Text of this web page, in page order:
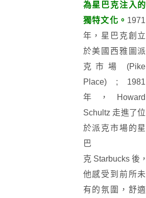
為星巴克注入的
獨特文化。 1971
年，星巴克創立
於美國西雅圖派
克市場 (Pike
Place) ; 1981
年， Howard
Schultz 走進了位
於派克市場的星
巴
克 Starbucks 後，
他感受到前所未
有的氛圍，舒適